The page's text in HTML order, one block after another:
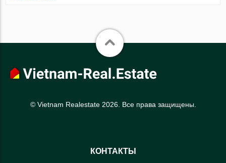
© Vietnam Realestate 2026. Все права защищены.
КОНТАКТЫ